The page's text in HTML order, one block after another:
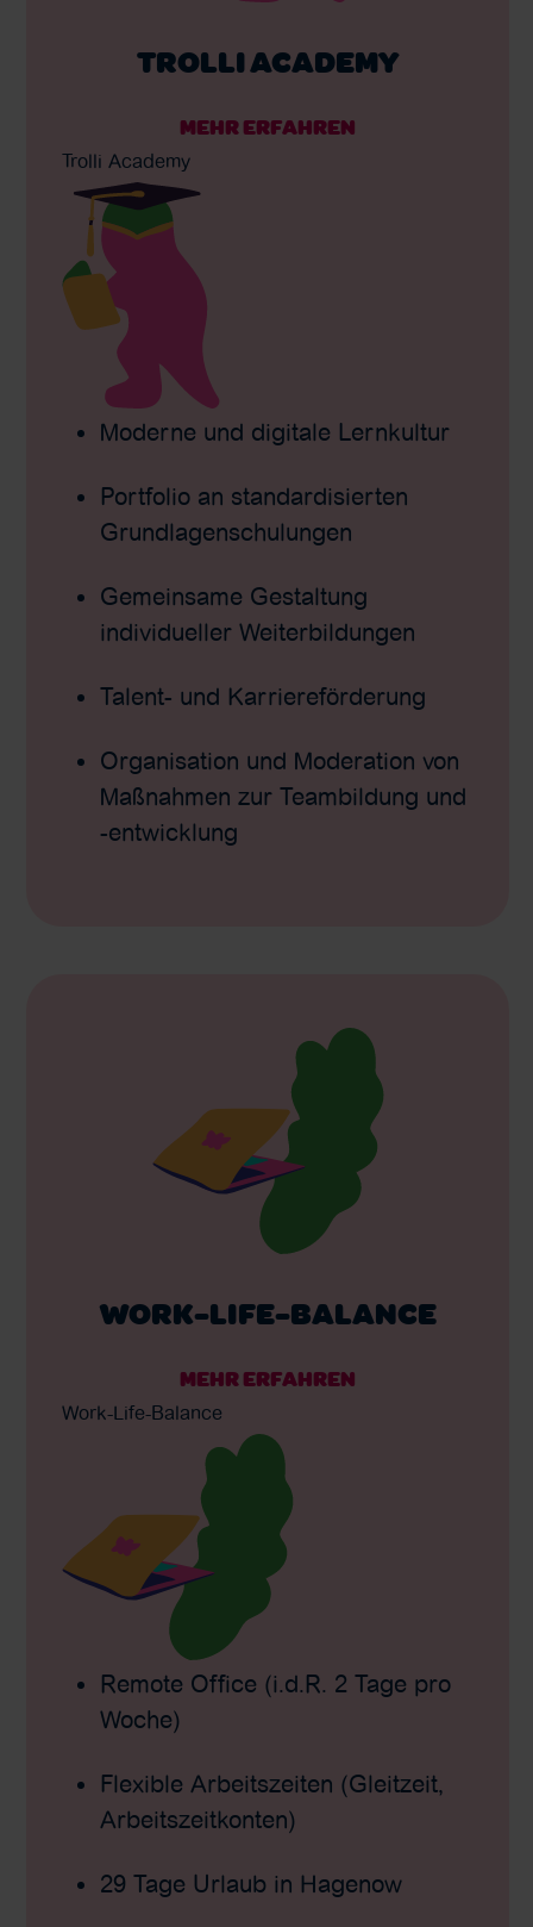
TROLLI ACADEMY
MEHR ERFAHREN
Trolli Academy
Moderne und digitale Lernkultur
Portfolio an standardisierten
Grundlagenschulungen
Gemeinsame Gestaltung
individueller Weiterbildungen
Talent- und Karriereförderung
Organisation und Moderation von
Maßnahmen zur Teambildung und
-entwicklung
WORK-LIFE-BALANCE
MEHR ERFAHREN
Work-Life-Balance
Remote Office (i.d.R. 2 Tage pro
Woche)
Flexible Arbeitszeiten (Gleitzeit,
Arbeitszeitkonten)
29 Tage Urlaub in Hagenow